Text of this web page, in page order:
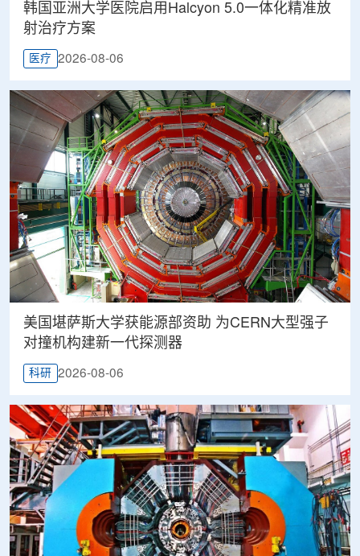
韩国亚洲大学医院启用Halcyon 5.0一体化精准放
射治疗方案
医疗 2026-08-06
美国堪萨斯大学获能源部资助 为CERN大型强子
对撞机构建新一代探测器
科研 2026-08-06